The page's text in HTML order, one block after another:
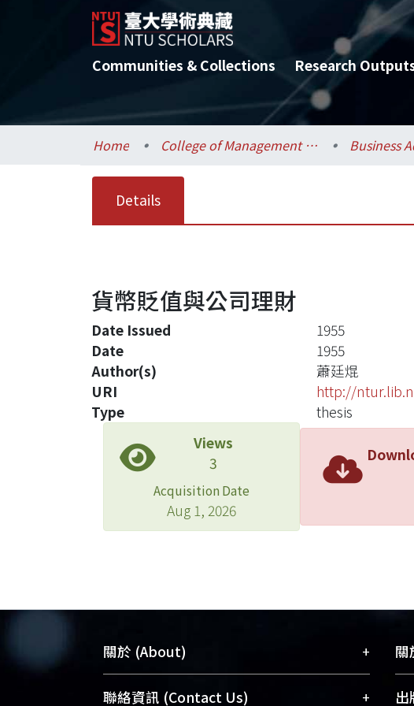
Communities & Collections Research
Home College of Management / 管理學院
Details
貨幣貶值與公司理財
Date Issued
1955
Date
1955
Author(s)
蕭廷焜
URI
http://
Type
thesis
Views
3
Acquisition Date
Aug 1, 2026
關於 (About) +
臺大位居世界頂尖大學之列，為永久珍藏
聯絡資訊 (Contact Us) +
關
開